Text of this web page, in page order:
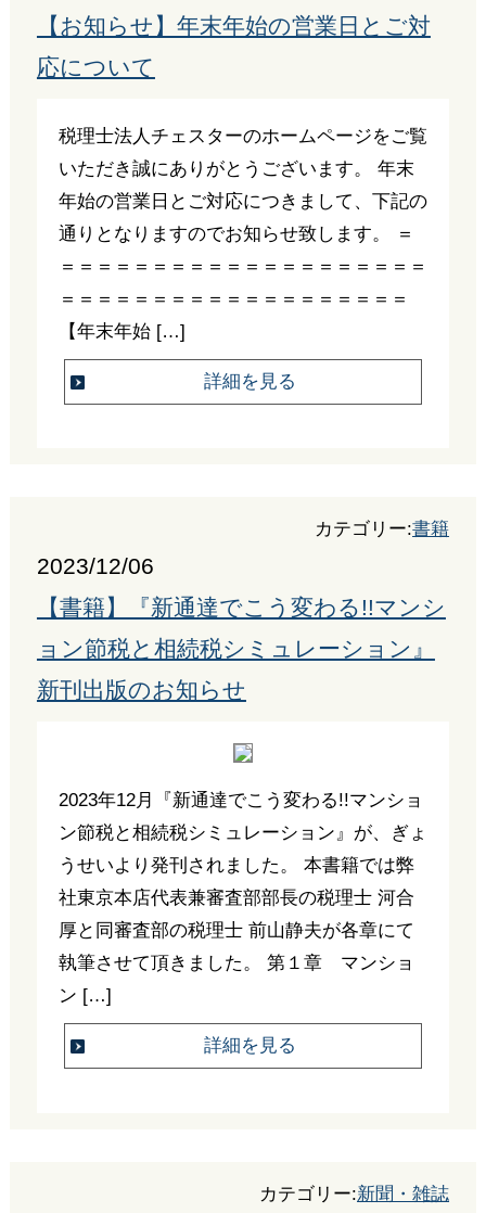
【お知らせ】年末年始の営業日とご対
応について
税理士法人チェスターのホームページをご覧
いただき誠にありがとうございます。 年末
年始の営業日とご対応につきまして、下記の
通りとなりますのでお知らせ致します。 ＝
＝＝＝＝＝＝＝＝＝＝＝＝＝＝＝＝＝＝＝＝
＝＝＝＝＝＝＝＝＝＝＝＝＝＝＝＝＝＝＝
【年末年始 […]
詳細を見る
カテゴリー:書籍
2023/12/06
【書籍】『新通達でこう変わる!!マンシ
ョン節税と相続税シミュレーション』
新刊出版のお知らせ
2023年12月『新通達でこう変わる!!マンショ
ン節税と相続税シミュレーション』が、ぎょ
うせいより発刊されました。 本書籍では弊
社東京本店代表兼審査部部長の税理士 河合
厚と同審査部の税理士 前山静夫が各章にて
執筆させて頂きました。 第１章 マンショ
ン […]
詳細を見る
カテゴリー:新聞・雑誌